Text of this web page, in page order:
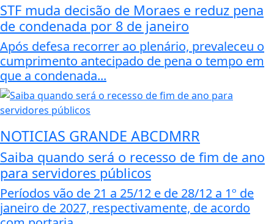
STF muda decisão de Moraes e reduz pena
de condenada por 8 de janeiro
Após defesa recorrer ao plenário, prevaleceu o
cumprimento antecipado de pena o tempo em
que a condenada...
NOTICIAS GRANDE ABCDMRR
Saiba quando será o recesso de fim de ano
para servidores públicos
Períodos vão de 21 a 25/12 e de 28/12 a 1º de
janeiro de 2027, respectivamente, de acordo